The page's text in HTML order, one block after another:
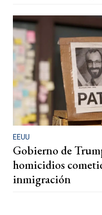
EEUU
Gobierno de
homicidios
inmigración